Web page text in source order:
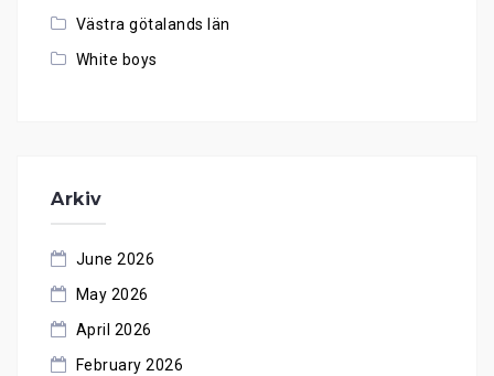
Västra götalands län
White boys
Arkiv
June 2026
May 2026
April 2026
February 2026